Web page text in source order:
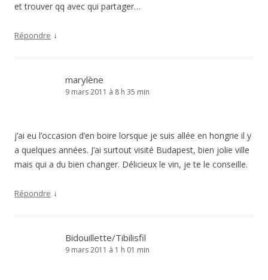
et trouver qq avec qui partager…
Répondre ↓
marylène
9 mars 2011 à 8 h 35 min
j’ai eu l’occasion d’en boire lorsque je suis allée en hongrie il y
a quelques années. J’ai surtout visité Budapest, bien jolie ville
mais qui a du bien changer. Délicieux le vin, je te le conseille.
Répondre ↓
Bidouillette/Tibilisfil
9 mars 2011 à 1 h 01 min